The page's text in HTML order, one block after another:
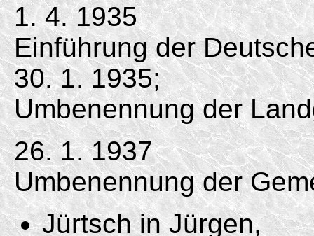
1. 4. 1935
Einführung der
30. 1. 1935;
Umbenennung der
26. 1. 1937
Umbenennung der
Jürtsch in Jürgen,